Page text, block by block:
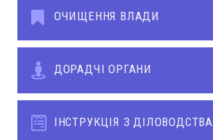
ОЧИЩЕННЯ ВЛАДИ
ДОРАДЧІ ОРГАНИ
ІНСТРУКЦІЯ З ДІЛОВОДСТВА